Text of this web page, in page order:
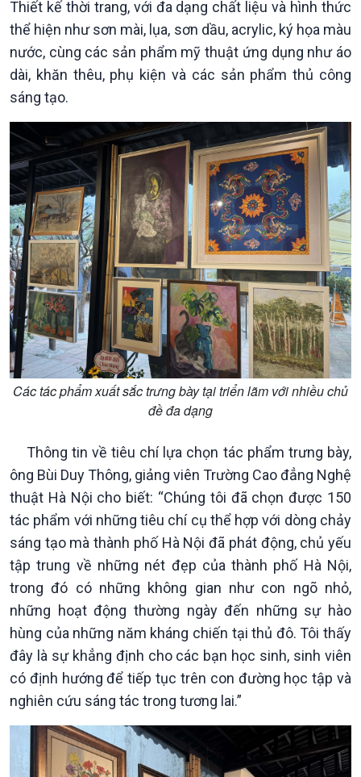
Kinh tế
Tin Kinh tế
Trước giờ mở cửa
Dòng chảy Kinh tế
Sức sống hàng Việt
Khởi nghiệp
Tuyên chiến với gian lận
thương mại
Nông nghiệp & Biển đảo
Tin Nông nghiệp & Biển
đảo
Mùa vàng
Biển đảo Việt Nam
Tâm tình biên giới và hải
đảo
Tìm hiểu biển, đảo Việt
Nam
Thiết kế thời trang, với đa dạng chất liệu và hình thức
thể hiện như sơn mài, lụa, sơn dầu, acrylic, ký họa màu
nước, cùng các sản phẩm mỹ thuật ứng dụng như áo
dài, khăn thêu, phụ kiện và các sản phẩm thủ công
sáng tạo.
Các tác phẩm xuất sắc trưng bày tại triển lãm với nhiều chủ
đề đa dạng
Thông tin về tiêu chí lựa chọn tác phẩm trưng bày,
ông Bùi Duy Thông, giảng viên Trường Cao đẳng Nghệ
thuật Hà Nội cho biết: “Chúng tôi đã chọn được 150
tác phẩm với những tiêu chí cụ thể hợp với dòng chảy
sáng tạo mà thành phố Hà Nội đã phát động, chủ yếu
tập trung về những nét đẹp của thành phố Hà Nội,
trong đó có những không gian như con ngõ nhỏ,
những hoạt động thường ngày đến những sự hào
hùng của những năm kháng chiến tại thủ đô. Tôi thấy
đây là sự khẳng định cho các bạn học sinh, sinh viên
có định hướng để tiếp tục trên con đường học tập và
nghiên cứu sáng tác trong tương lai.”